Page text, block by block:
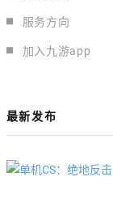
服务方向
加入九游app
最新发布